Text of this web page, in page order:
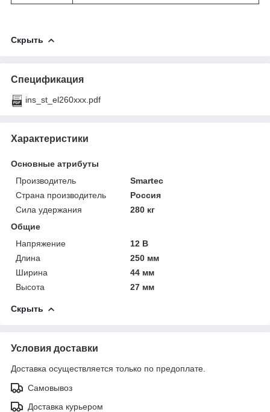
Скрыть
Спецификация
ins_st_el260xxx.pdf
Характеристики
Основные атрибуты
Производитель
Smartec
Страна производитель
Россия
Сила удержания
280 кг
Общие
Напряжение
12 В
Длина
250 мм
Ширина
44 мм
Высота
27 мм
Скрыть
Условия доставки
Доставка осуществляется только по предоплате.
Самовывоз
Доставка курьером